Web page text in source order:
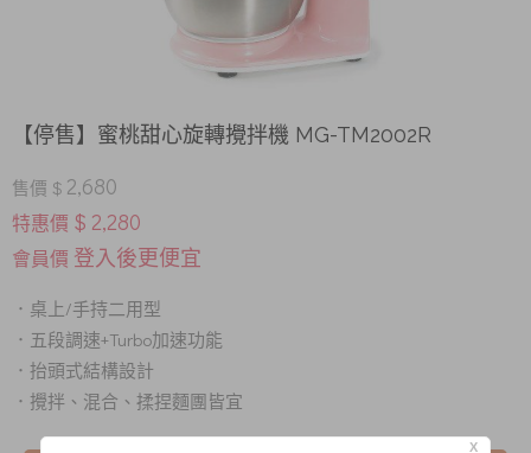
【停售】蜜桃甜心旋轉攪拌機 MG-TM2002R
售價 $ 2,680
特惠價 $ 2,280
會員價 登入後更便宜
． 桌上/手持二用型
． 五段調速+Turbo加速功能
． 抬頭式結構設計
． 攪拌、混合、揉捏麵團皆宜
X